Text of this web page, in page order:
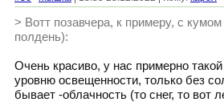
> Вотт позавчера, к примеру, с
полдень):
Очень красиво, у нас примерно
уровню освещенности, только без
бывает -облачность (то снег, то вот